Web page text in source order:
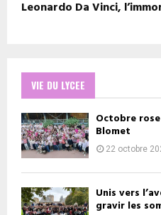
Leonardo Da Vinci,
VIE DU LYCEE
Octobre
Blomet
22 octobre
Unis vers
gravir les